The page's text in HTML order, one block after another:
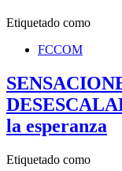
Etiquetado como
FCCOM
la esperanza
Etiquetado como